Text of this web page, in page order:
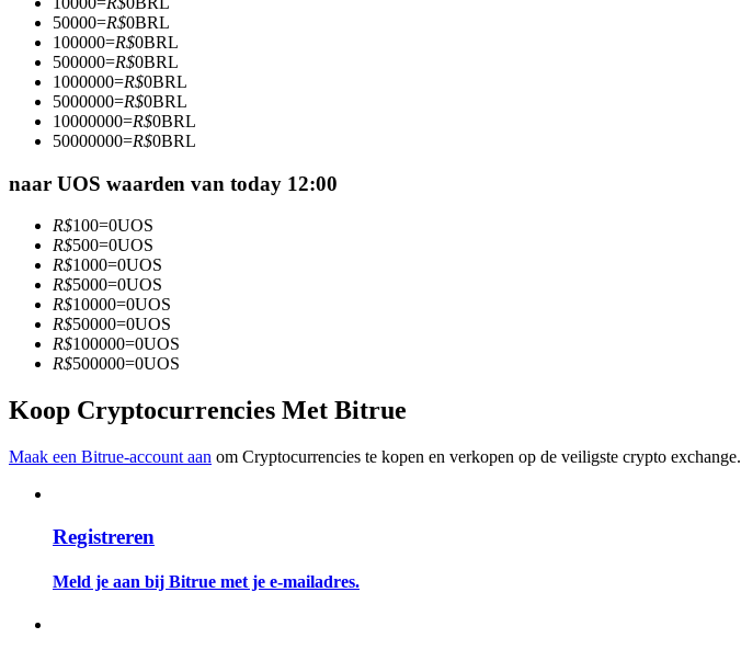
Kopiëren Handel
Sluit je aan bij top traders
Word een Copy Trader
50000=R$0BRL
100000=R$0BRL
500000=R$0BRL
1000000=R$0BRL
5000000=R$0BRL
10000000=R$0BRL
50000000=R$0BRL
naar UOS waarden van today 12:00
R$100=0UOS
R$500=0UOS
R$1000=0UOS
R$5000=0UOS
R$10000=0UOS
R$50000=0UOS
R$100000=0UOS
R$500000=0UOS
Koop Cryptocurrencies Met Bitrue
Maak een Bitrue-account aan om Cryptocurrencies te kopen en verkopen op de veiligste crypto exchange.
Registreren
Meld je aan bij Bitrue met je e-mailadres.